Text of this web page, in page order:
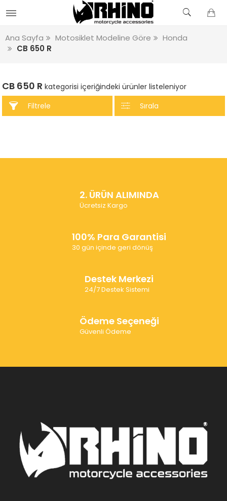
Ana Sayfa Motosiklet Modeline Göre
Honda
CB 650 R
CB 650 R kategorisi içeriğindeki ürünler listeleniyor
Filtrele
Sırala
2. ÜRÜN ALIMINDA
Ücretsiz Kargo
100% Para Garantisi
30 gün içinde geri dönüş
Destek Merkezi
24/7 Destek Sistemi
Ödeme Seçeneği
Güvenli Ödeme